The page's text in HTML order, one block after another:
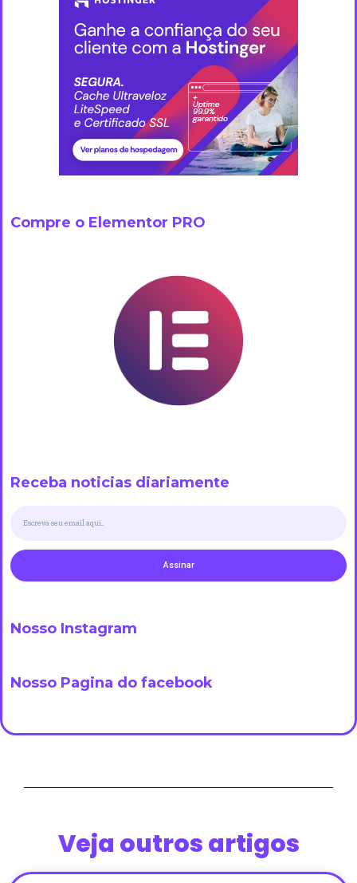
Compre o Elementor PRO
Receba noticias diariamente
Assinar
Nosso Instagram
Nosso Pagina do facebook
Veja outros artigos